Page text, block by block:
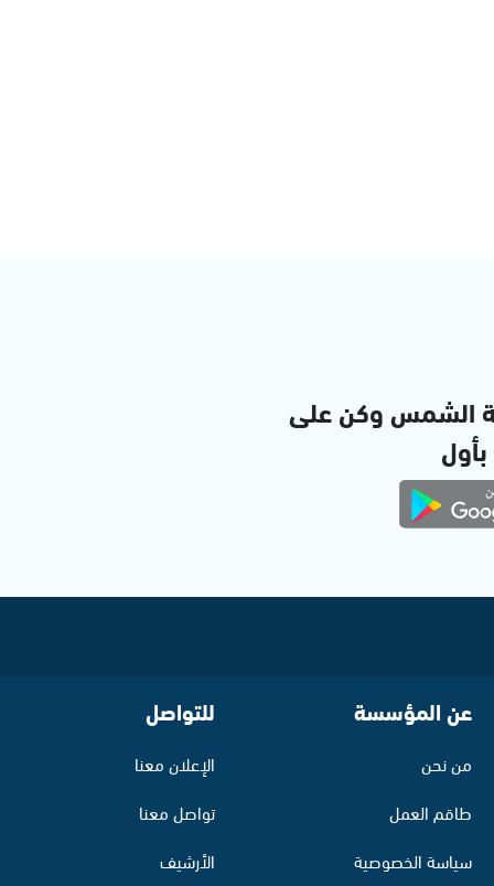
الشمس وكن على
بأول
عن المؤسسة
من نحن
طاقم العمل
سياسة الخصوصية
للتواصل
الإعلان معنا
تواصل معنا
الأرشيف